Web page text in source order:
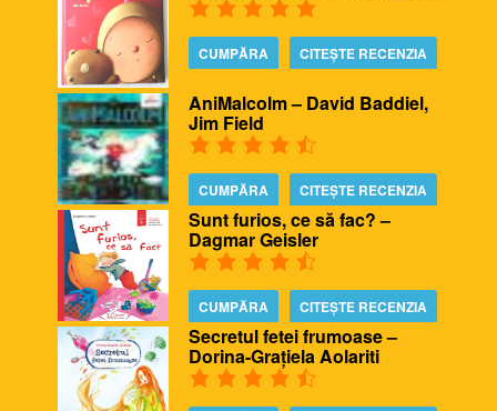
CUMPĂRA CITEȘTE RECENZIA
AniMalcolm – David Baddiel,
Jim Field
CUMPĂRA CITEȘTE RECENZIA
Sunt furios, ce să fac? –
Dagmar Geisler
CUMPĂRA CITEȘTE RECENZIA
Secretul fetei frumoase –
Dorina-Grațiela Aolariti